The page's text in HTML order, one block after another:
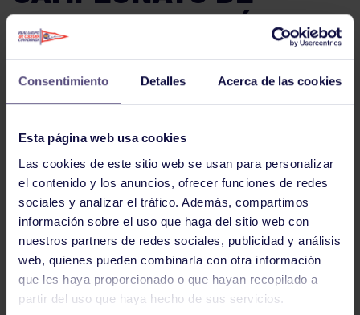
Consentimiento Detalles Acerca de las cookies
Esta página web usa cookies
Las cookies de este sitio web se usan para personalizar
el contenido y los anuncios, ofrecer funciones de redes
sociales y analizar el tráfico. Además, compartimos
información sobre el uso que haga del sitio web con
nuestros partners de redes sociales, publicidad y análisis
web, quienes pueden combinarla con otra información
que les haya proporcionado o que hayan recopilado a
partir del uso que haya hecho de sus servicios.
ASTURIAS ALEVÍN 2026
DE JUDO
Durante la mañana del pasado domingo se celebró el
que reunió a judocas de toda la región y en la que el
Real Grupo de Cultura Covadonga estuvo
representado por un equipo formado por varios
deportistas debutantes.
Los grupistas completaron una gran actuación,
demostrando esfuerzo, compromiso y un excelente